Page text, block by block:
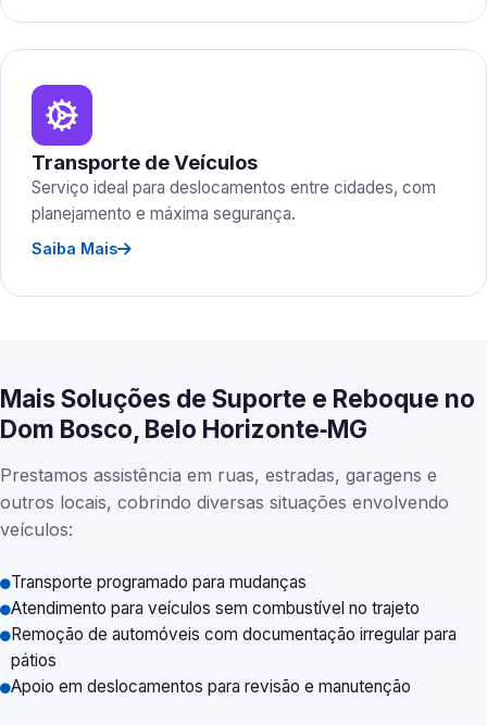
Transporte de Veículos
Serviço ideal para deslocamentos entre cidades, com
planejamento e máxima segurança.
Saiba Mais
Mais Soluções de Suporte e Reboque no
Dom Bosco, Belo Horizonte‑MG
Prestamos assistência em ruas, estradas, garagens e
outros locais, cobrindo diversas situações envolvendo
veículos:
Transporte programado para mudanças
Atendimento para veículos sem combustível no trajeto
Remoção de automóveis com documentação irregular para
pátios
Apoio em deslocamentos para revisão e manutenção